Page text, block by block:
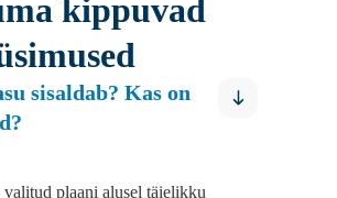
kippuvad
sisaldab? Kas on
valitud plaani alusel täielikku